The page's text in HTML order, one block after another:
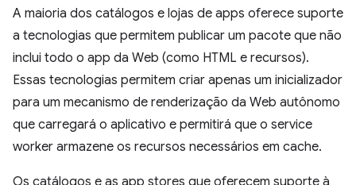
A maioria dos catálogos e lojas de apps oferece suporte
a tecnologias que permitem publicar um pacote que não
inclui todo o app da Web (como HTML e recursos).
Essas tecnologias permitem criar apenas um inicializador
para um mecanismo de renderização da Web autônomo
que carregará o aplicativo e permitirá que o service
worker armazene os recursos necessários em cache.
Os catálogos e as app stores que oferecem suporte à